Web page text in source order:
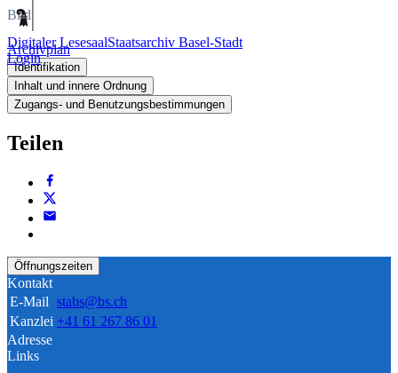
Digitaler LesesaalStaatsarchiv Basel-Stadt
Login
Bild
Archivplan
Identifikation
Inhalt und innere Ordnung
Zugangs- und Benutzungsbestimmungen
Teilen
Öffnungszeiten
Kontakt
E-Mail stabs@bs.ch
Kanzlei +41 61 267 86 01
Adresse
Links